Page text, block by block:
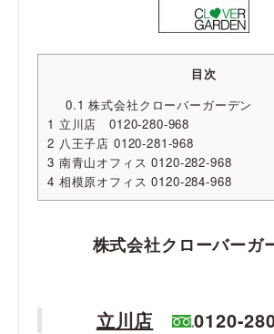
目次
0.1 株式会社クローバーガーデン
1 立川店 0120-280-968
2 八王子店 0120-281-968
3 南青山オフィス 0120-282-968
4 相模原オフィス 0120-284-968
株式会社クローバーガ
立川店 0120-